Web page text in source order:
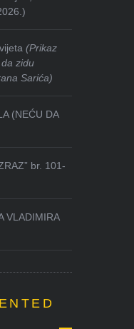
(Prikaz
zidu
Sarića)
(NEĆU DA
br. 101-
VLADIMIRA